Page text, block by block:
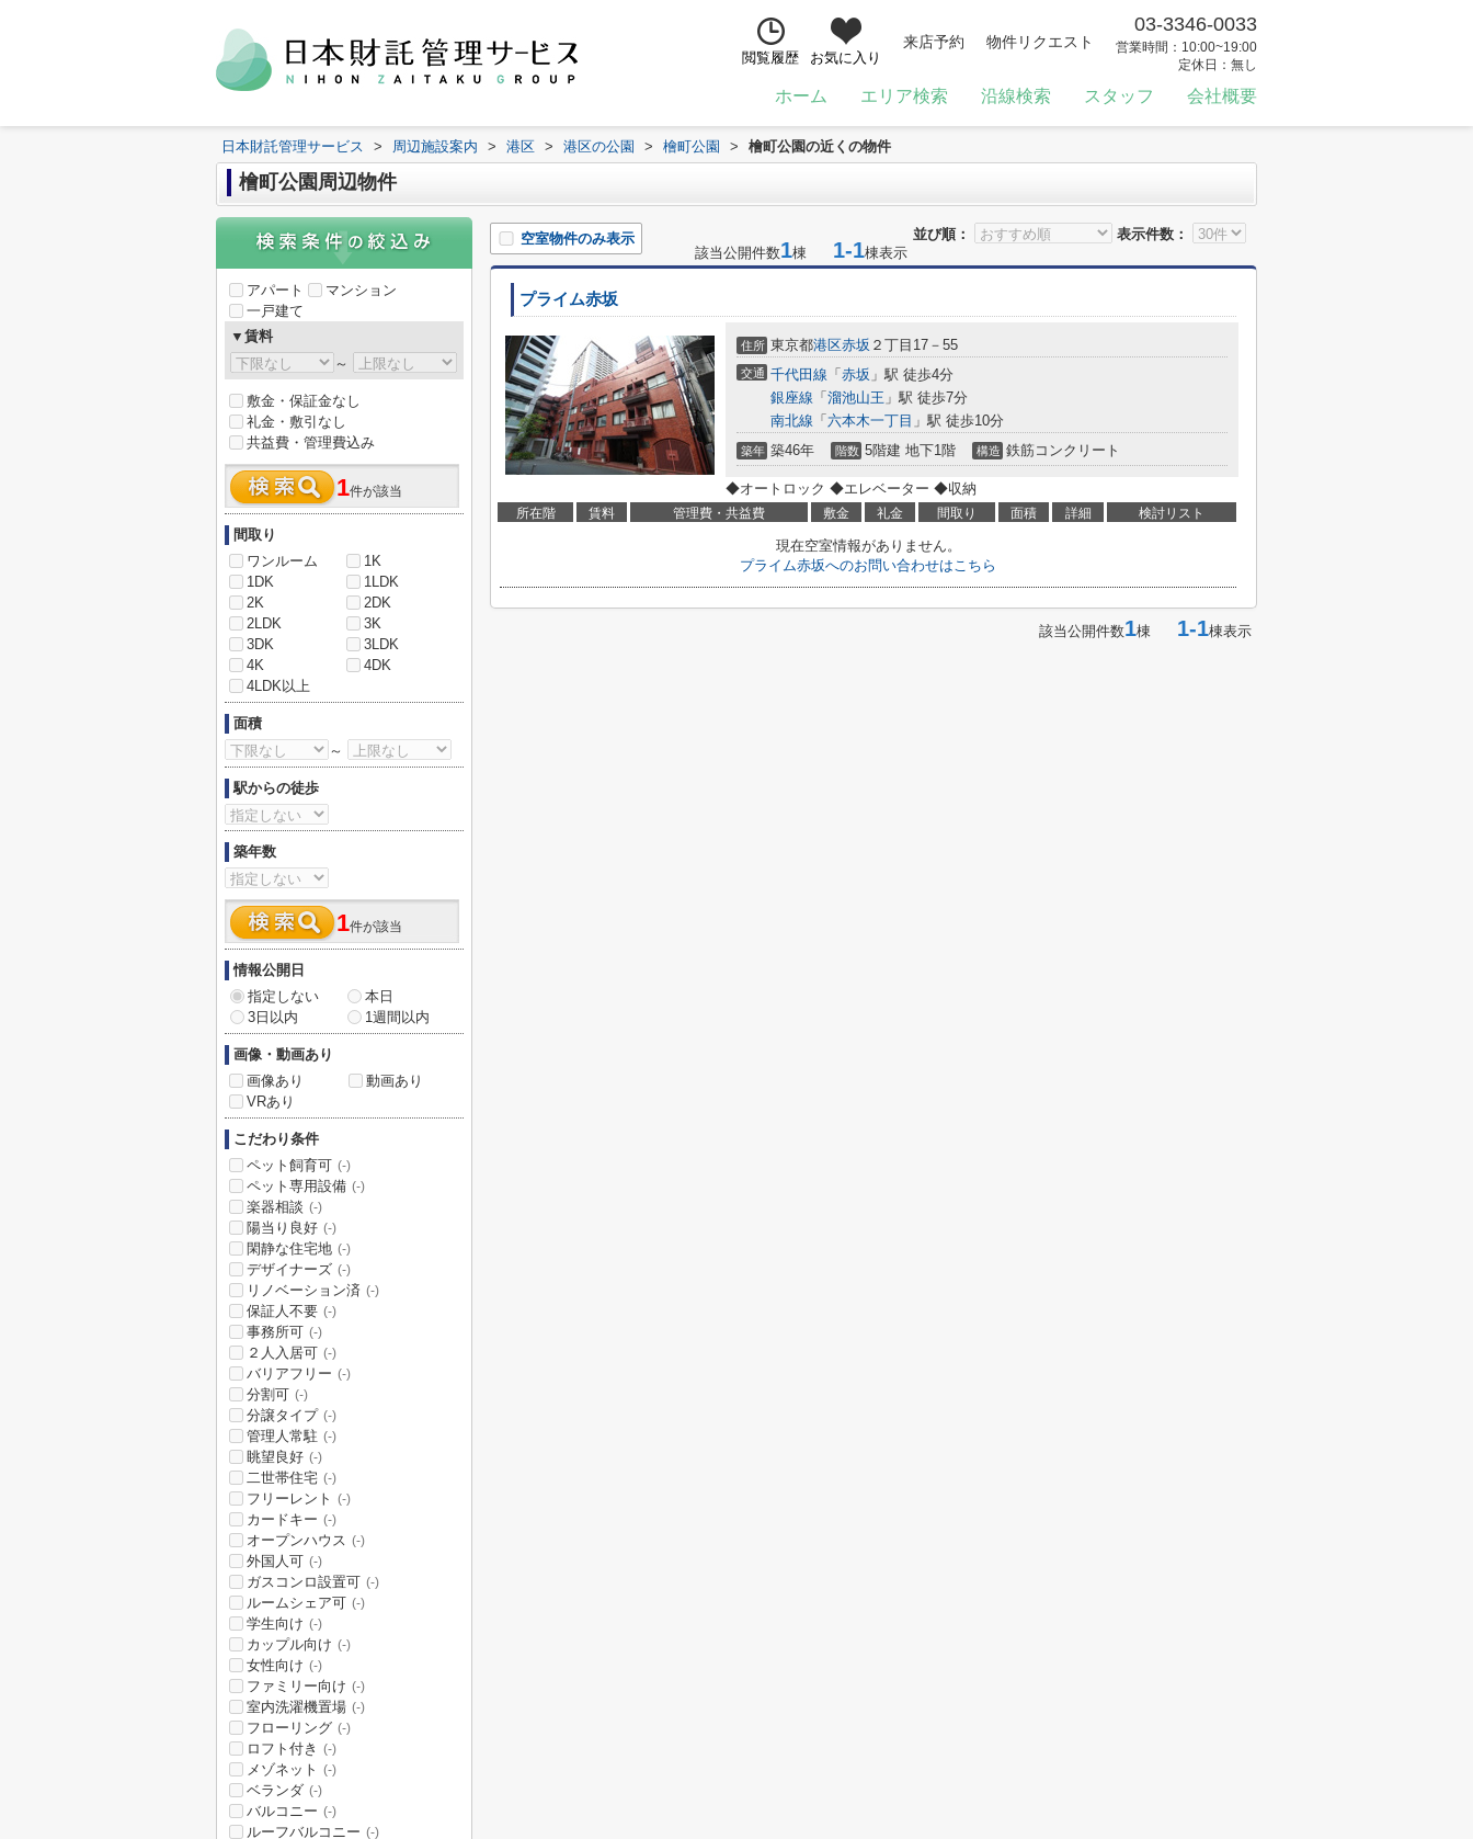
閲覧履歴 お気に入り
来店予約 物件リクエスト
03-3346-0033
営業時間：10:00~19:00
定休日：無し
ホーム エリア検索 沿線検索 スタッフ 会社概要
日本財託管理サービス > 周辺施設案内 > 港区 > 港区の公園 > 檜町公園 > 檜町公園の近くの物件
檜町公園周辺物件
並び順： 表示件数：
空室物件のみ表示
該当公開件数1棟 1-1棟表示
プライム赤坂
住所 東京都港区赤坂 ２丁目17－55
交通 千代田線 「 赤坂 」駅 徒歩4分
銀座線 「 溜池山王 」駅 徒歩7分
南北線 「 六本木一丁目 」駅 徒歩10分
築年 築46年 階数 5階建 地下1階 構造 鉄筋コンクリート
◆オートロック ◆エレベーター ◆収納
所在階 賃料 管理費・共益費 敷金 礼金 間取り 面積 詳細 検討リスト
現在空室情報がありません。
プライム赤坂へのお問い合わせはこちら
該当公開件数1棟 1-1棟表示
アパート
マンション
一戸建て
▼賃料
～
敷金・保証金なし
礼金・敷引なし
共益費・管理費込み
1件が該当
間取り
ワンルーム
1K
1DK
1LDK
2K
2DK
2LDK
3K
3DK
3LDK
4K
4DK
4LDK以上
面積
～
駅からの徒歩
築年数
1件が該当
情報公開日
指定しない
本日
3日以内
1週間以内
画像・動画あり
画像あり
動画あり
VRあり
こだわり条件
ペット飼育可 (-)
ペット専用設備 (-)
楽器相談 (-)
陽当り良好 (-)
閑静な住宅地 (-)
デザイナーズ (-)
リノベーション済 (-)
保証人不要 (-)
事務所可 (-)
２人入居可 (-)
バリアフリー (-)
分割可 (-)
分譲タイプ (-)
管理人常駐 (-)
眺望良好 (-)
二世帯住宅 (-)
フリーレント (-)
カードキー (-)
オープンハウス (-)
外国人可 (-)
ガスコンロ設置可 (-)
ルームシェア可 (-)
学生向け (-)
カップル向け (-)
女性向け (-)
ファミリー向け (-)
室内洗濯機置場 (-)
フローリング (-)
ロフト付き (-)
メゾネット (-)
ベランダ (-)
バルコニー (-)
ルーフバルコニー (-)